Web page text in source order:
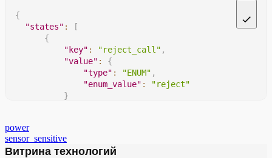
{
"states" :
[
{
"key" : "reject_call" ,
"value" :
{
"type" : "ENUM" ,
"enum_value" :
"reject"
}
}
power
sensor_sensitive
Витрина технологий